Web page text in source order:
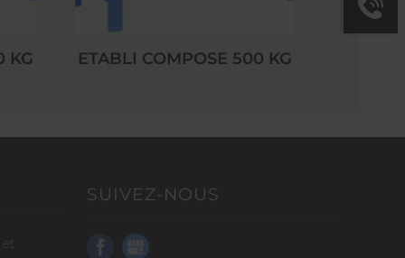
KG ETABLI COMPOSE 500 KG
SUIVEZ-NOUS